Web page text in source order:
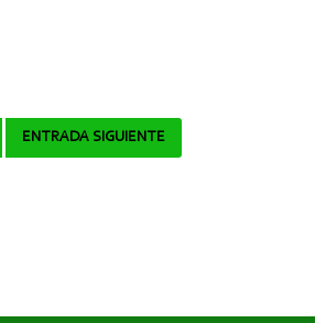
ENTRADA SIGUIENTE